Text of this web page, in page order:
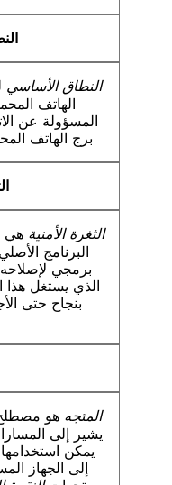
النطاق الأساسي
الهاتف
المسؤولة عن
برج الهاتف
الثغرة الأمنية هي
البرنامج
برمجي
الذي يستغل
بنجاح حتى
المتجه هو
يشير إلى
يمكن استخدامها
إلى الجهاز